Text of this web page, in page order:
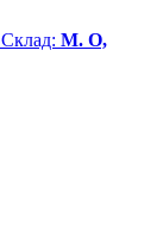
Склад: М. О,